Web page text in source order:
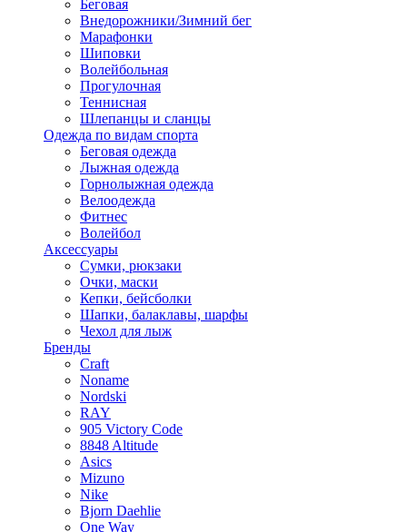
Беговая
Внедорожники/Зимний бег
Марафонки
Шиповки
Волейбольная
Прогулочная
Теннисная
Шлепанцы и сланцы
Одежда по видам спорта
Беговая одежда
Лыжная одежда
Горнолыжная одежда
Велоодежда
Фитнес
Волейбол
Аксессуары
Сумки, рюкзаки
Очки, маски
Кепки, бейсболки
Шапки, балаклавы, шарфы
Чехол для лыж
Бренды
Craft
Noname
Nordski
RAY
905 Victory Code
8848 Altitude
Asics
Mizuno
Nike
Bjorn Daehlie
One Way